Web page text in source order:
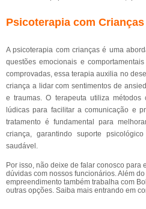
Psicoterapia com Crianças
A psicoterapia com crianças é uma
questões emocionais e
comprovadas, essa terapia auxilia no
criança a lidar com sentimentos de
e traumas. O terapeuta utiliza
lúdicas para facilitar a comunicação e
tratamento é fundamental para
criança, garantindo suporte
saudável.
Por isso, não deixe de falar conosco para
dúvidas com nossos funcionários. Além
empreendimento também trabalha com
outras opções. Saiba mais entrando em